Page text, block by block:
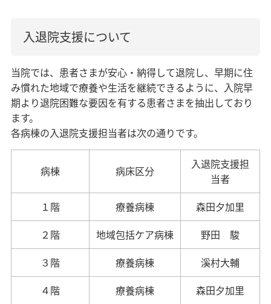
入退院支援について
当院では、患者さまが安心・納得して退院し、早期に住
み慣れた地域で療養や生活を継続できるように、入院早
期より退院困難な要因を有する患者さまを抽出しており
ます。
各病棟の入退院支援担当者は次の通りです。
病棟 病床区分
入退院支援担
当者
１階
療養病棟
森田夕加里
２階
地域包括ケア病棟
野田 駿
３階
療養病棟
溪村大輔
４階
療養病棟 森田夕加里